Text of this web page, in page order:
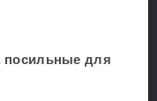
посильные для